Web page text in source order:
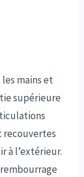
mains et
supérieure
recouvertes
à l’extérieur.